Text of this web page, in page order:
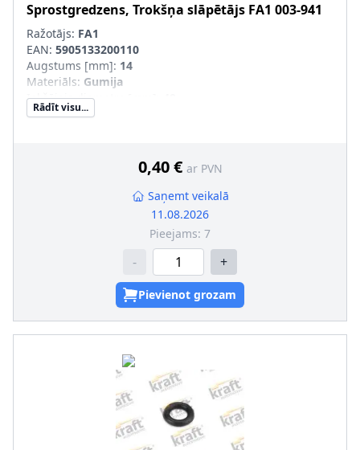
Sprostgredzens, Trokšņa slāpētājs FA1 003-941
Ražotājs: FA1
EAN: 5905133200110
Augstums [mm]: 14
Materiāls: Gumija
Iekšējais diametrs [mm]
Ārējais diametrs [mm]
Rādīt visu...
0,40 € ar PVN
Saņemt veikalā
11.08.2026
Pieejams: 7
- +
Pievienot grozam